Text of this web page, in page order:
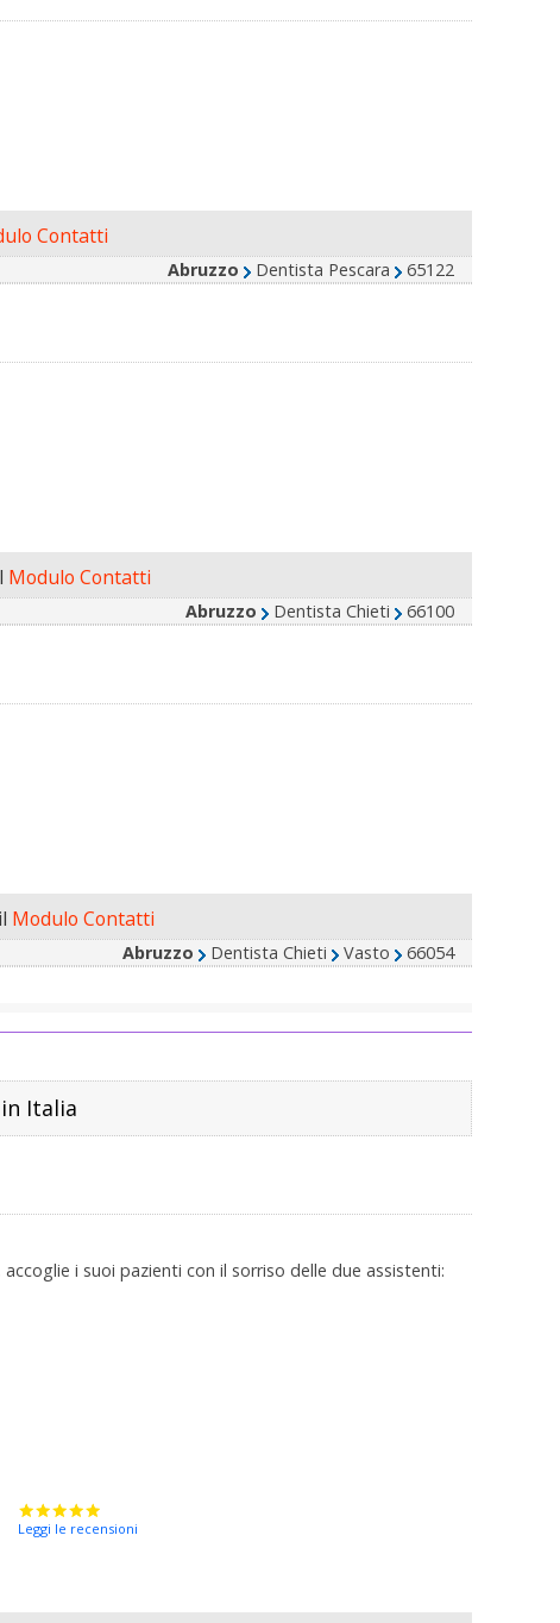
Contatti
Abruzzo Dentista Pescara 65122
Modulo Contatti
Abruzzo Dentista Chieti 66100
Modulo Contatti
Abruzzo Dentista Chieti Vasto 66054
in Italia
i suoi pazienti con il sorriso delle due assistenti:
Leggi le recensioni